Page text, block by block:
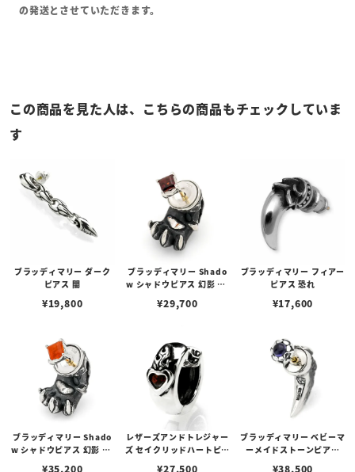
の発送とさせていただきます。
この商品を見た人は、こちらの商品もチェックしていま
す
ブラッディマリー ダーク
ピアス 闇
¥19,800
ブラッディマリー Shado
w シャドウピアス 幻影 w/
¥29,700
ブラッディマリー フィアー
ピアス 恐れ
¥17,600
ブラッディマリー Shado
w シャドウピアス 幻影 w/
¥35,200
レザーズアンドトレジャー
ズ セイクリッドハートピア
¥27,500
ブラッディマリー ベビーマ
ーメイドストーンピアス
¥38,500